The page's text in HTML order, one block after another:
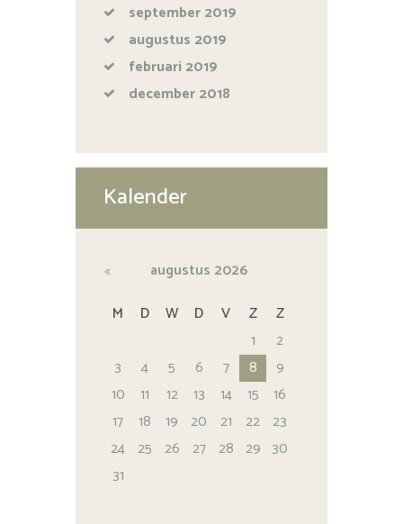
september2019
augustus 2019
februari 2019
december2018
Kalender
augustus 2026
M
D W D V Z
Z
1
2
3
4 5 6 7 8
9
10
11 12 13 14 15
16
17
18 19 20 21 22 23
24 25 26 27 28 29 30
31